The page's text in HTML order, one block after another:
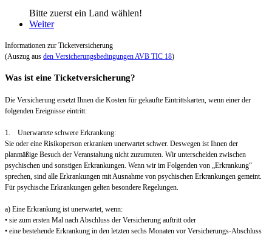
Bitte zuerst ein Land wählen!
Weiter
Informationen zur Ticketversicherung
(Auszug aus den Versicherungsbedingungen AVB TIC 18)
Was ist eine Ticketversicherung?
Die Versicherung ersetzt Ihnen die Kosten für gekaufte Eintrittskarten, wenn einer der
folgenden Ereignisse eintritt:
1. Unerwartete schwere Erkrankung:
Sie oder eine Risikoperson erkranken unerwartet schwer. Deswegen ist Ihnen der
planmäßige Besuch der Veranstaltung nicht zuzumuten. Wir unterscheiden zwischen
psychischen und sonstigen Erkrankungen. Wenn wir im Folgenden von „Erkrankung“
sprechen, sind alle Erkrankungen mit Ausnahme von psychischen Erkrankungen gemeint.
Für psychische Erkrankungen gelten besondere Regelungen.
a) Eine Erkrankung ist unerwartet, wenn:
• sie zum ersten Mal nach Abschluss der Versicherung auftritt oder
• eine bestehende Erkrankung in den letzten sechs Monaten vor Versicherungs-Abschluss